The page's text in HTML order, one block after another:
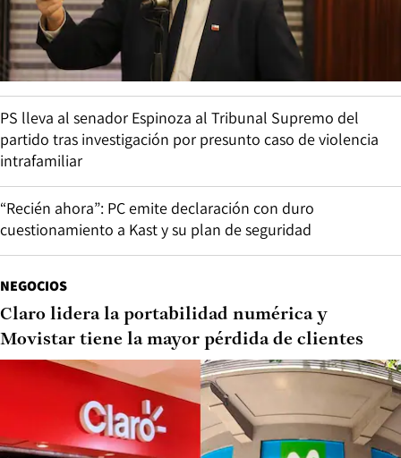
PS lleva al senador Espinoza al Tribunal Supremo del
partido tras investigación por presunto caso de violencia
intrafamiliar
“Recién ahora”: PC emite declaración con duro
cuestionamiento a Kast y su plan de seguridad
NEGOCIOS
Claro lidera la portabilidad numérica y
Movistar tiene la mayor pérdida de clientes